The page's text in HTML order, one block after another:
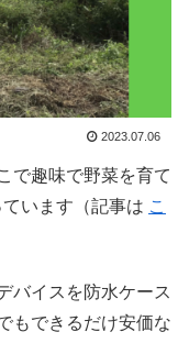
2023.07.06
で趣味で野菜を育て
います（記事は こ
バイスを防水ケース
もできるだけ安価な